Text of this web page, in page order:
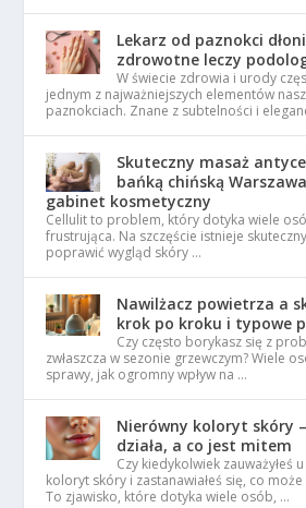
Lekarz od paznokci
zdrowotne leczy
W świecie zdrowia i urody
jednym z najważniejszych elementów
paznokciach. Znane z subtelności i
Skuteczny masaż
bańką chińską
gabinet kosmetyczny
Cellulit to problem, który dotyka wiele
frustrująca. Na szczęście istnieje
poprawić wygląd skóry …
Nawilżacz powietrza a
krok po kroku i typowe
Czy często borykasz się z
zwłaszcza w sezonie grzewczym? Wiele
sprawy, jak ogromny wpływ na …
Nierówny koloryt skóry
działa, a co jest mitem
Czy kiedykolwiek zauważyłeś
koloryt skóry i zastanawiałeś się, co
To zjawisko, które dotyka wiele osób, …